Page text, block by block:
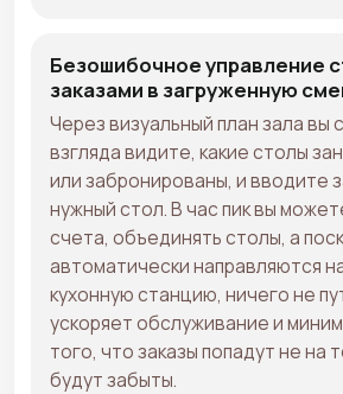
Безошибочное управление
заказами в загруженную
Через визуальный план зала вы
взгляда видите, какие столы
или забронированы, и вводите
нужный стол. В час пик вы
счета, объединять столы, а
автоматически направляются
кухонную станцию, ничего не
ускоряет обслуживание и
того, что заказы попадут не на
будут забыты.